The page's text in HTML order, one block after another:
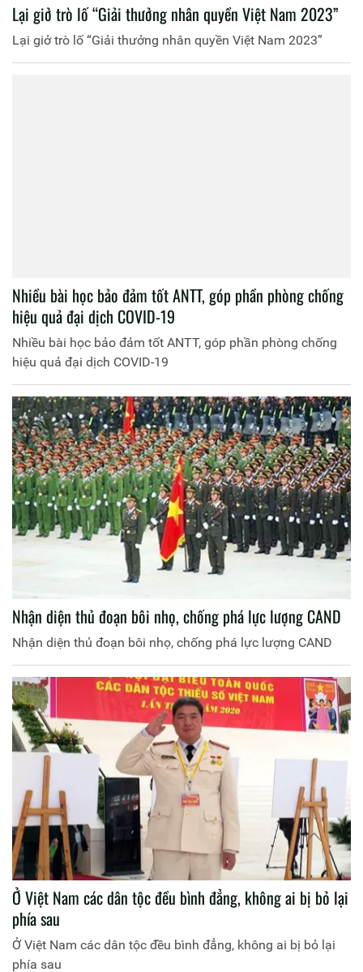
Lại giở trò lố “Giải thưởng nhân quyền Việt Nam 2023”
Lại giở trò lố “Giải thưởng nhân quyền Việt Nam 2023”
Nhiều bài học bảo đảm tốt ANTT, góp phần phòng chống
hiệu quả đại dịch COVID-19
Nhiều bài học bảo đảm tốt ANTT, góp phần phòng chống
hiệu quả đại dịch COVID-19
Nhận diện thủ đoạn bôi nhọ, chống phá lực lượng CAND
Nhận diện thủ đoạn bôi nhọ, chống phá lực lượng CAND
Ở Việt Nam các dân tộc đều bình đẳng, không ai bị bỏ lại
phía sau
Ở Việt Nam các dân tộc đều bình đẳng, không ai bị bỏ lại
phía sau